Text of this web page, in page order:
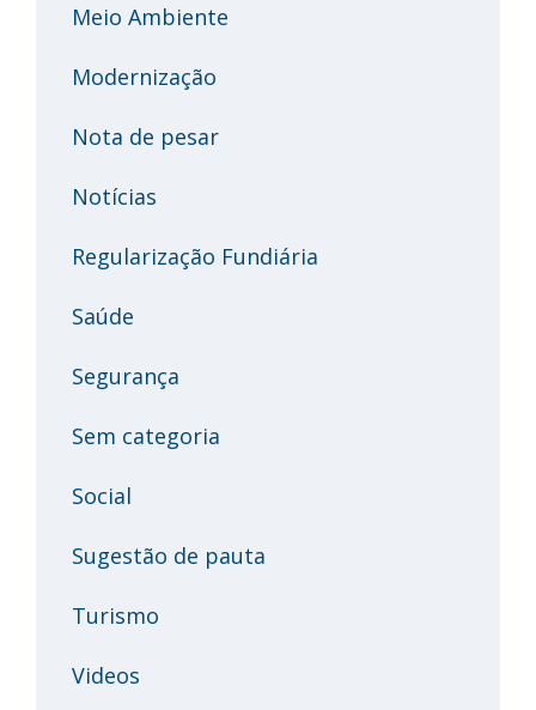
Meio Ambiente
Modernização
Nota de pesar
Notícias
Regularização Fundiária
Saúde
Segurança
Sem categoria
Social
Sugestão de pauta
Turismo
Videos